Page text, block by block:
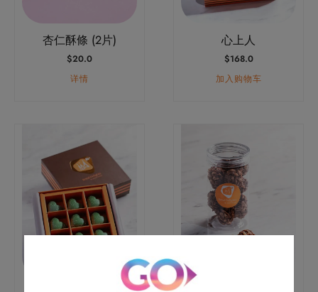
杏仁酥條 (2片)
$20.0
详情
心上人
$168.0
加入购物车